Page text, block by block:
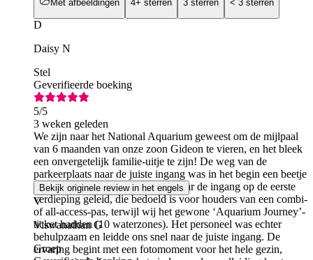
Met afbeeldingen 4+ sterren 3 sterren < 3 sterren
D
Daisy N
Stel
Geverifieerde boeking
5/5
3 weken geleden
We zijn naar het National Aquarium geweest om de mijlpaal
van 6 maanden van onze zoon Gideon te vieren, en het bleek
een onvergetelijk familie-uitje te zijn! De weg van de
parkeerplaats naar de juiste ingang was in het begin een beetje
verwarrend — we werden eerst naar de ingang op de eerste
verdieping geleid, die bedoeld is voor houders van een combi-
of all-access-pas, terwijl wij het gewone ‘Aquarium Journey’-
ticket hadden (10 waterzones). Het personeel was echter
behulpzaam en leidde ons snel naar de juiste ingang. De
ervaring begint met een fotomoment voor het hele gezin,
Bekijk originele review in het engels
V
Viswanathan G
Groep